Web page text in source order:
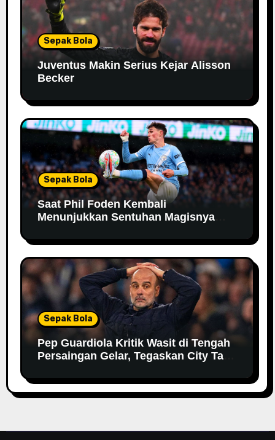
Sepak Bola
Juventus Makin Serius Kejar Alisson
Becker
Sepak Bola
Saat Phil Foden Kembali
Menunjukkan Sentuhan Magisnya
Sepak Bola
Pep Guardiola Kritik Wasit di Tengah
Persaingan Gelar, Tegaskan City Tak